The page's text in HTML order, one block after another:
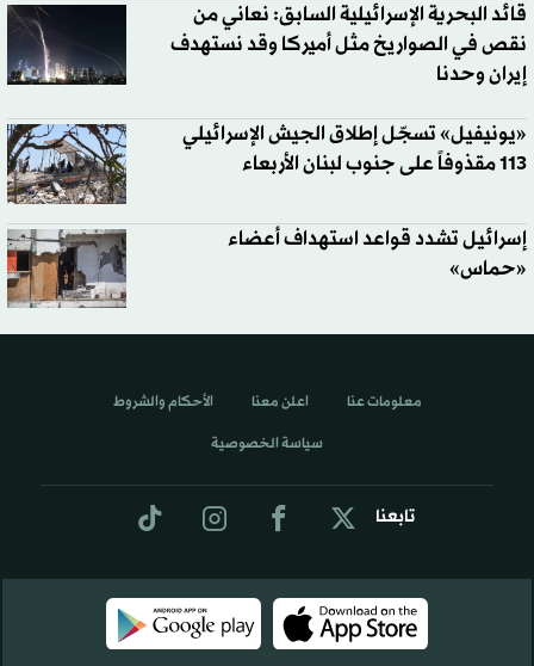
قائد البحرية الإسرائيلية السابق: نعاني من
نقص في الصواريخ مثل أميركا وقد نستهدف
إيران وحدنا
«يونيفيل» تسجّل إطلاق الجيش الإسرائيلي
113 مقذوفاً على جنوب لبنان الأربعاء
إسرائيل تشدد قواعد استهداف أعضاء
«حماس»
تابعنا
معلومات عنا اعلن معنا الأحكام والشروط
سياسة الخصوصية